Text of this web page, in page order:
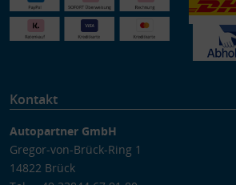
Kontakt
Autopartner GmbH
Gregor-von-Brück-Ring 1
14822 Brück